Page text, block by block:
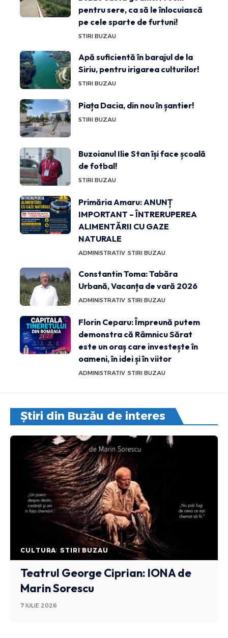
pentru sere, ca să le înlocuiască
pe cele sparte de furtuni!
STIRI BUZAU
Apă suficientă în barajul de la
Siriu, pentru irigarea culturilor!
STIRI BUZAU
Piața Dacia, din nou în șantier!
STIRI BUZAU
Buzoianul Ilie Stan își face școală
de fotbal!
STIRI BUZAU
Primăria Amaru: ANUNȚ
IMPORTANT – ÎNTRERUPEREA
ALIMENTĂRII CU GAZE
NATURALE
ADMINISTRATIV STIRI BUZAU
Constantin Toma: Tabăra
Urbană, Vacanța de vară 2026
ADMINISTRATIV STIRI BUZAU
Florin Ceparu: Împreună putem
demonstra că Râmnicu Sărat
este un oraș care investește în
oameni, în idei și în viitor
ADMINISTRATIV STIRI BUZAU
Știri din Buzău de interes
CULTURA STIRI BUZAU
Teatrul George Ciprian: IONA de
Marin Sorescu
7 IULIE 2026